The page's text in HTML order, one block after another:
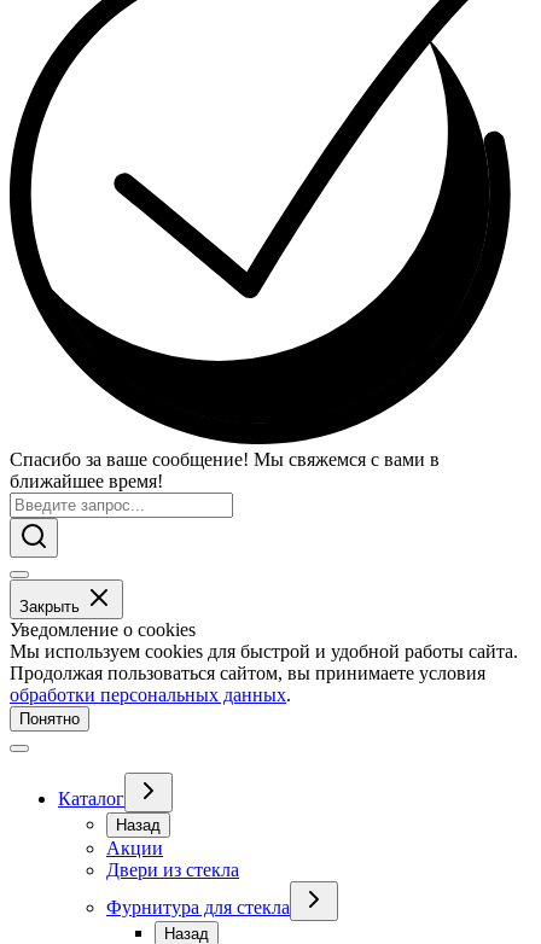
Спасибо за ваше сообщение! Мы свяжемся с вами в
ближайшее время!
Закрыть
Уведомление о cookies
Мы используем cookies для быстрой и удобной работы сайта.
Продолжая пользоваться сайтом, вы принимаете условия
обработки персональных данных.
Понятно
Каталог
Назад
Акции
Двери из стекла
Фурнитура для стекла
Назад